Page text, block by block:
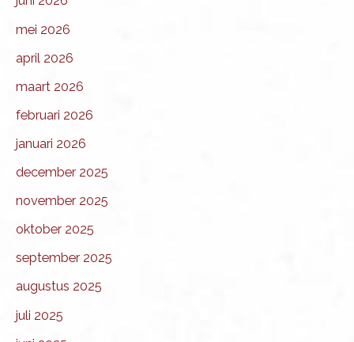
mei 2026
april 2026
maart 2026
februari 2026
januari 2026
december 2025
november 2025
oktober 2025
september 2025
augustus 2025
juli 2025